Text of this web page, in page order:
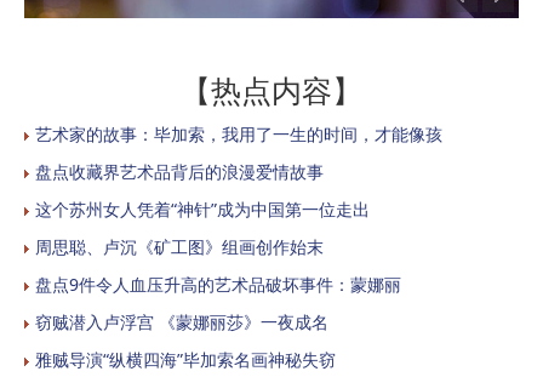
【热点内容】
艺术家的故事：毕加索，我用了一生的时间，才能像孩
盘点收藏界艺术品背后的浪漫爱情故事
这个苏州女人凭着“神针”成为中国第一位走出
周思聪、卢沉《矿工图》组画创作始末
盘点9件令人血压升高的艺术品破坏事件：蒙娜丽
窃贼潜入卢浮宫 《蒙娜丽莎》一夜成名
雅贼导演“纵横四海”毕加索名画神秘失窃